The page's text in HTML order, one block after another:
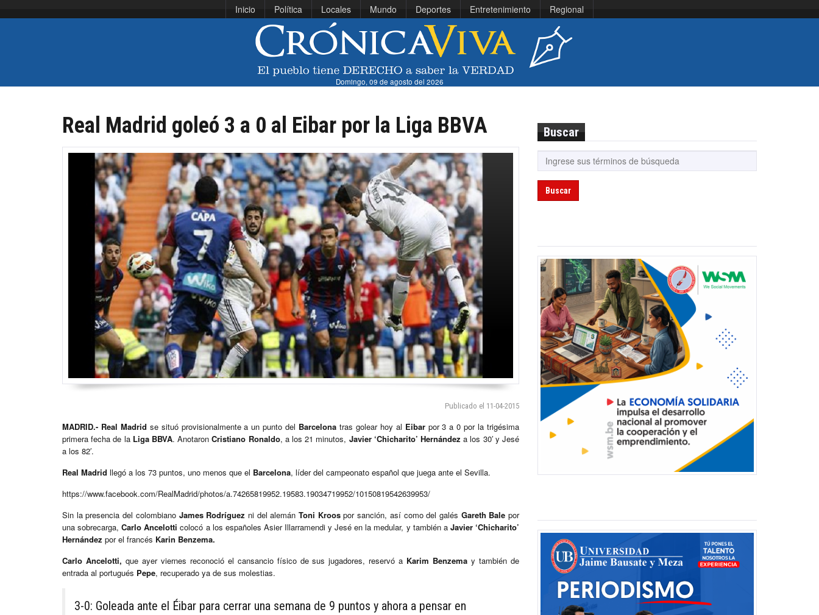
Inicio Política Locales Mundo Deportes Entretenimiento Regional
Domingo, 09 de agosto del 2026
Real Madrid goleó 3 a 0 al Eibar por la Liga BBVA
Publicado el 11-04-2015
MADRID.- Real Madrid se situó provisionalmente a un punto del Barcelona tras golear hoy al Eibarpor 3 a 0 por la trigésima
primera fecha de la Liga BBVA. AnotaronCristiano Ronaldo, a los 21 minutos, Javier ‘Chicharito’ Hernández a los 30′ y Jesé
a los 82′.
Real Madrid llegó a los 73 puntos, uno menos que el Barcelona, líder del campeonato español que juega ante el Sevilla.
https://www.facebook.com/RealMadrid/photos/a.74265819952.19583.19034719952/10150819542639953/
Sin la presencia del colombiano James Rodríguez ni del alemánToni Kroospor sanción, así como del galés Gareth Bale por
una sobrecarga,Carlo Ancelotti colocó a los españoles Asier Illarramendi y Jesé en la medular, y también aJavier ‘Chicharito’
Hernández por el francés Karin Benzema.
Carlo Ancelotti, que ayer viernes reconoció el cansancio físico de sus jugadores, reservó a Karim Benzema y también de
entrada al portugués Pepe, recuperado ya de sus molestias.
3-0: Goleada ante el Éibar para cerrar una semana de 9 puntos y ahora a pensar en
Buscar
Buscar